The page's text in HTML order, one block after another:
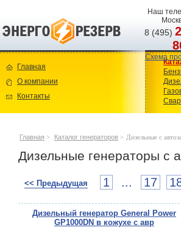
Наш
8 (495)
Схема
Главная
О компании
Контакты
Главная > Каталог генераторов > Дизельные с
Дизельные генераторы с
<< Предыдущая 1 ... 17
Дизельный генератор General Power
GP1000DN в кожухе с авр